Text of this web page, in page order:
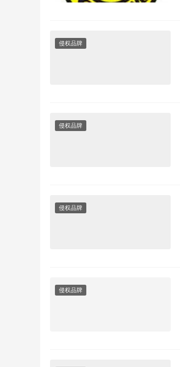
侵权品牌
侵权品牌
侵权品牌
侵权品牌